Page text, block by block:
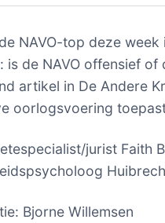
NAVO-top deze
is de NAVO offensief
artikel in De Andere
oorlogsvoering
jurist Faith
Bjorne Willemsen